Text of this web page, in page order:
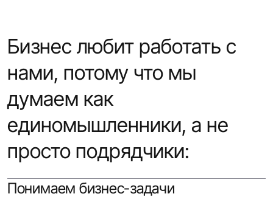
Бизнес любит работать с
нами, потому что мы
думаем как
единомышленники, а не
просто подрядчики:
Понимаем бизнес-задачи